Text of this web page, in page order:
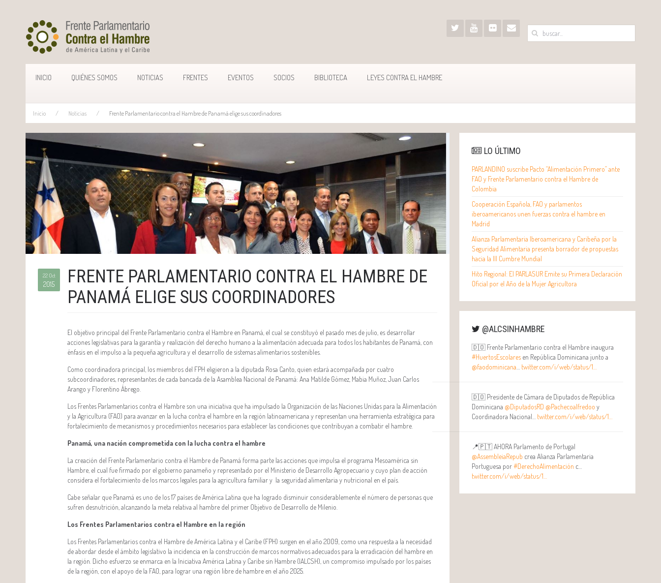
INICIO QUIÉNES SOMOS NOTICIAS FRENTES EVENTOS SOCIOS BIBLIOTECA LEYES CONTRA EL HAMBRE
Inicio Noticias Frente Parlamentario contra el Hambre de Panamá elige sus coordinadores
22 Oct
2015
FRENTE PARLAMENTARIO CONTRA EL HAMBRE DE
PANAMÁ ELIGE SUS COORDINADORES
El objetivo principal del Frente Parlamentario contra el Hambre en Panamá, el cual se constituyó el pasado mes de julio, es desarrollar
acciones legislativas para la garantía y realización del derecho humano a la alimentación adecuada para todos los habitantes de Panamá, con
énfasis en el impulso a la pequeña agricultura y el desarrollo de sistemas alimentarios sostenibles.
Como coordinadora principal, los miembros del FPH eligieron a la diputada Rosa Canto, quien estará acompañada por cuatro
subcoordinadores, representantes de cada bancada de la Asamblea Nacional de Panamá: Ana Matilde Gómez, Mabia Muñoz, Juan Carlos
Arango y Florentino Ábrego.
Los Frentes Parlamentarios contra el Hambre son una iniciativa que ha impulsado la Organización de las Naciones Unidas para la Alimentación
y la Agricultura (FAO) para avanzar en la lucha contra el hambre en la región latinoamericana y representan una herramienta estratégica para
fortalecimiento de mecanismos y procedimientos necesarios para establecer las condiciones que contribuyan a combatir el hambre.
Panamá, una nación comprometida con la lucha contra el hambre
La creación del Frente Parlamentario contra el Hambre de Panamá forma parte las acciones que impulsa el programa Mesoamérica sin
Hambre, el cual fue firmado por el gobierno panameño y representado por el Ministerio de Desarrollo Agropecuario y cuyo plan de acción
considera el fortalecimiento de los marcos legales para la agricultura familiar y la seguridad alimentaria y nutricional en el país.
Cabe señalar que Panamá es uno de los 17 países de América Latina que ha logrado disminuir considerablemente el número de personas que
sufren desnutrición, alcanzando la meta relativa al hambre del primer Objetivo de Desarrollo de Milenio.
Los Frentes Parlamentarios contra el Hambre en la región
Los Frentes Parlamentarios contra el Hambre de América Latina y el Caribe (FPH) surgen en el año 2009, como una respuesta a la necesidad
de abordar desde el ámbito legislativo la incidencia en la construcción de marcos normativos adecuados para la erradicación del hambre en
la región. Dicho esfuerzo se enmarca en la Iniciativa América Latina y Caribe sin Hambre (IALCSH), un compromiso impulsado por los países
de la región, con el apoyo de la FAO, para lograr una región libre de hambre en el año 2025.
LO ÚLTIMO
PARLANDINO suscribe Pacto “Alimentación Primero” ante
FAO y Frente Parlamentario contra el Hambre de
Colombia
Cooperación Española, FAO y parlamentos
iberoamericanos unen fuerzas contra el hambre en
Madrid
Alianza Parlamentaria Iberoamericana y Caribeña por la
Seguridad Alimentaria presenta borrador de propuestas
hacia la III Cumbre Mundial
Hito Regional: El PARLASUR Emite su Primera Declaración
Oficial por el Año de la Mujer Agricultora
@ALCSINHAMBRE
🇩🇴 Frente Parlamentario contra el Hambre inaugura
#HuertosEscolares en República Dominicana junto a
@faodominicana
twitter.com/i/web/status/1…
🇩🇴 Presidente de Cámara de Diputados de República
Dominicana @DiputadosRD @Pachecoalfredoo y
Coordinadora Nacional… twitter.com/i/web/status/1…
📍🇵🇹 AHORA Parlamento de Portugal
@AssembleiaRepub crea Alianza Parlamentaria
Portuguesa por#DerechoAlimentación c…
twitter.com/i/web/status/1…